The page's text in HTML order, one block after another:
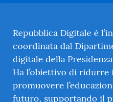
Repubblica Digitale è
coordinata dal
digitale della
Ha l’obiettivo di
promuovere
futuro, supportando il